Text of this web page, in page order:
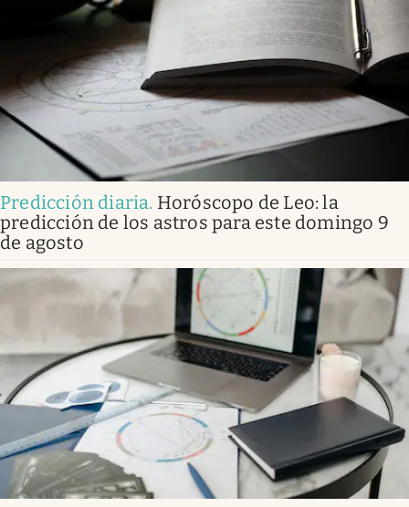
Predicción diaria. Horóscopo de Leo: la
predicción de los astros para este domingo 9
de agosto